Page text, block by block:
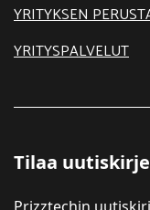
YRITYKSEN
YRITYSPALVELUT
Tilaa uutiskirje